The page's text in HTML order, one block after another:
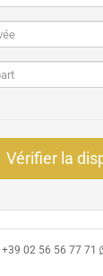
Vérifier la
+39 02 56 56 77 71